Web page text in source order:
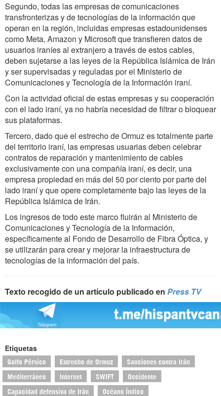
Segundo, todas las empresas de comunicaciones
transfronterizas y de tecnologías de la información que
operan en la región, incluidas empresas estadounidenses
como Meta, Amazon y Microsoft que transfieren datos de
usuarios iraníes al extranjero a través de estos cables,
deben sujetarse a las leyes de la República Islámica de Irán
y ser supervisadas y reguladas por el Ministerio de
Comunicaciones y Tecnología de la Información iraní.
Con la actividad oficial de estas empresas y su cooperación
con el lado iraní, ya no habría necesidad de filtrar o bloquear
sus plataformas.
Tercero, dado que el estrecho de Ormuz es totalmente parte
del territorio iraní, las empresas usuarias deben celebrar
contratos de reparación y mantenimiento de cables
exclusivamente con una compañía iraní, es decir, una
empresa propiedad en más del 50 por ciento por parte del
lado iraní y que opere completamente bajo las leyes de la
República Islámica de Irán.
Los ingresos de todo este marco fluirán al Ministerio de
Comunicaciones y Tecnología de la Información,
específicamente al Fondo de Desarrollo de Fibra Óptica, y
se utilizarán para crear y mejorar la infraestructura de
tecnologías de la información del país.
Texto recogido de un artículo publicado en Press TV
Etiquetas
Golfo Pérsico Estrecho de Ormuz Sanciones contra Irán
Mediterráneo Internet SWIFT Occidente
Capacidad defensiva de Irán Océano Índico